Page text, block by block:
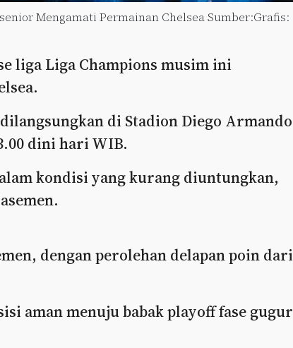
Mengamati Permainan Chelsea Sumber:Grafis:
liga Liga Champions musim ini
di Stadion Diego Armando
dini hari WIB.
kondisi yang kurang diuntungkan,
dengan perolehan delapan poin dari
aman menuju babak playoff fase gugur